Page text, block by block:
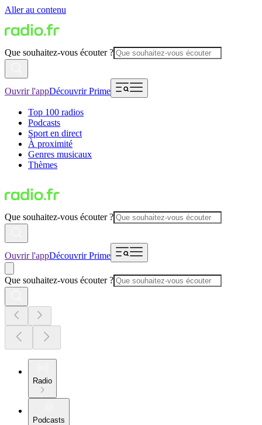
Aller au contenu
Que souhaitez-vous écouter ?
Ouvrir l'appDécouvrir Prime
Top 100 radios
Podcasts
Sport en direct
À proximité
Genres musicaux
Thèmes
Que souhaitez-vous écouter ?
Ouvrir l'appDécouvrir Prime
Que souhaitez-vous écouter ?
Radio
Podcasts